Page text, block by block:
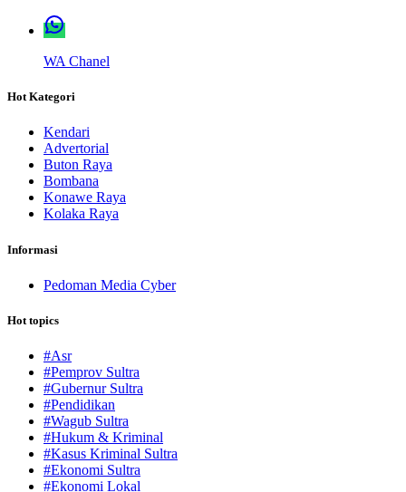
WA Chanel
Hot Kategori
Kendari
Advertorial
Buton Raya
Bombana
Konawe Raya
Kolaka Raya
Informasi
Pedoman Media Cyber
Hot topics
#Asr
#Pemprov Sultra
#Gubernur Sultra
#Pendidikan
#Wagub Sultra
#Hukum & Kriminal
#Kasus Kriminal Sultra
#Ekonomi Sultra
#Ekonomi Lokal